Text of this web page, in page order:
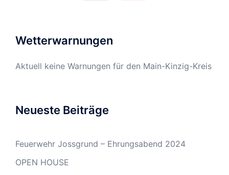
Wetterwarnungen
Aktuell keine Warnungen für den Main-Kinzig-Kreis
Neueste Beiträge
Feuerwehr Jossgrund – Ehrungsabend 2024
OPEN HOUSE